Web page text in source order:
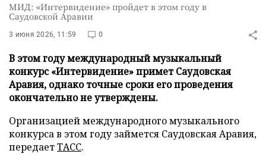
МИД: «Интервидение» пройдет в этом году в
Саудовской Аравии
3 июня 2026, 11:59 0
В этом году международный музыкальный
конкурс «Интервидение» примет Саудовская
Аравия, однако точные сроки его проведения
окончательно не утверждены.
Организацией международного музыкального
конкурса в этом году займется Саудовская Аравия,
передаетТАСС.